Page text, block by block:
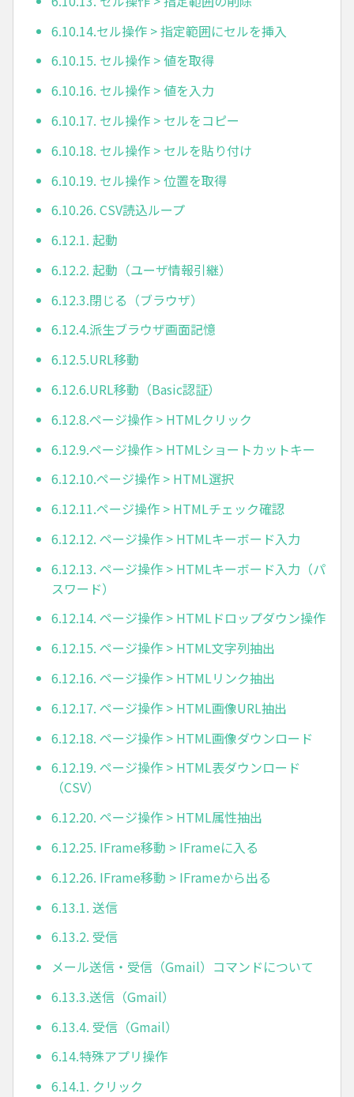
6.10.14.セル操作 > 指定範囲にセルを挿入
6.10.15. セル操作 > 値を取得
6.10.16. セル操作 > 値を入力
6.10.17. セル操作 > セルをコピー
6.10.18. セル操作 > セルを貼り付け
6.10.19. セル操作 > 位置を取得
6.10.26. CSV読込ループ
6.12.1. 起動
6.12.2. 起動（ユーザ情報引継）
6.12.3.閉じる（ブラウザ）
6.12.4.派生ブラウザ画面記憶
6.12.5.URL移動
6.12.6.URL移動（Basic認証）
6.12.8.ページ操作 > HTMLクリック
6.12.9.ページ操作 > HTMLショートカットキー
6.12.10.ページ操作 > HTML選択
6.12.11.ページ操作 > HTMLチェック確認
6.12.12. ページ操作 > HTMLキーボード入力
6.12.13. ページ操作 > HTMLキーボード入力（パ
スワード）
6.12.14. ページ操作 > HTMLドロップダウン操作
6.12.15. ページ操作 > HTML文字列抽出
6.12.16. ページ操作 > HTMLリンク抽出
6.12.17. ページ操作 > HTML画像URL抽出
6.12.18. ページ操作 > HTML画像ダウンロード
6.12.19. ページ操作 > HTML表ダウンロード
（CSV）
6.12.20. ページ操作 > HTML属性抽出
6.12.25. IFrame移動 > IFrameに入る
6.12.26. IFrame移動 > IFrameから出る
6.13.1. 送信
6.13.2. 受信
メール送信・受信（Gmail）コマンドについて
6.13.3.送信（Gmail）
6.13.4. 受信（Gmail）
6.14.特殊アプリ操作
6.14.1. クリック